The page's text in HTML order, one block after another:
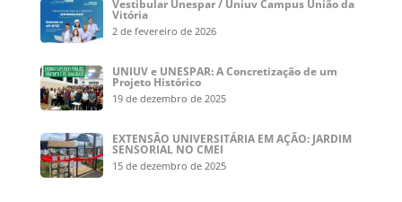
Vestibular Unespar / Uniuv Campus União da
Vitória
2 de fevereiro de 2026
UNIUV e UNESPAR: A Concretização de um
Projeto Histórico
19 de dezembro de 2025
EXTENSÃO UNIVERSITÁRIA EM AÇÃO: JARDIM
SENSORIAL NO CMEI
15 de dezembro de 2025